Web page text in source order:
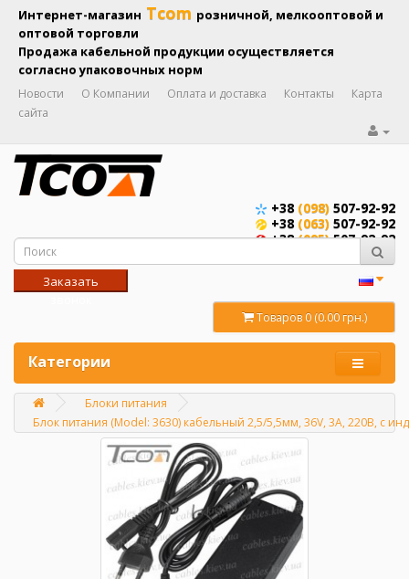
Интернет-магазин Tcom розничной, мелкооптовой и
оптовой торговли
Продажа кабельной продукции осуществляется
согласно упаковочных норм
Новости О Компании Оплата и доставка Контакты
Карта
сайта
+38 (098) 507-92-92
+38 (063) 507-92-92
+38(095)507-92-92
Заказать
Товаров 0 (0.00 грн.)
Категории
Блоки питания
Блок питания (Model: 3630) кабельный 2,5/5,5мм, 36V, 3A, 220В, с